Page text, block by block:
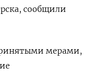
сообщили
мерами,